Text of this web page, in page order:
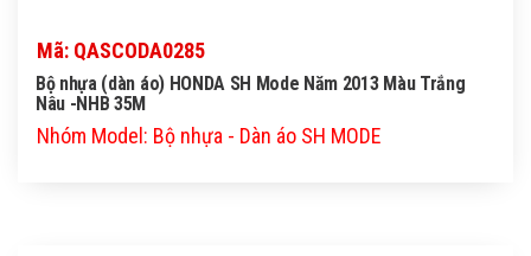
Mã: QASCODA0285
Bộ nhựa (dàn áo) HONDA SH Mode Năm 2013 Màu Trắng
Nâu -NHB 35M
Nhóm Model: Bộ nhựa - Dàn áo SH MODE